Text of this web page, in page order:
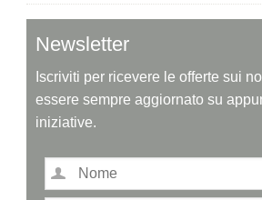
Newsletter
Iscriviti per ricevere le offerte sui
essere sempre aggiornato su
iniziative.